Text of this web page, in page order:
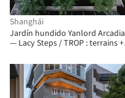
Shanghái
Jardín hundido Yanlord Arcadia
— Lacy Steps / TROP : terrains +